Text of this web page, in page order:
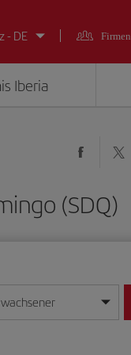
- DE Firmen
Iberia
(SDQ)
Tag/Monat/Jahr ein